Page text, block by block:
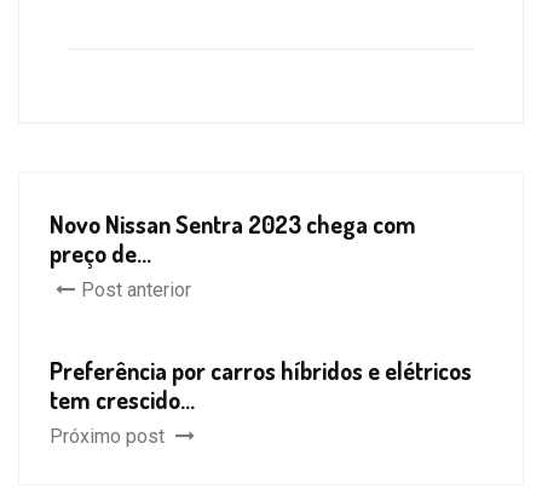
Novo Nissan Sentra 2023 chega com
preço de...
Post anterior
Preferência por carros híbridos e elétricos
tem crescido...
Próximo post